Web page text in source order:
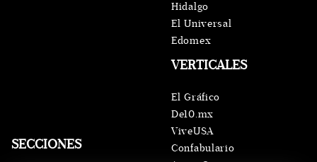
SECCIONES
VERTICALES
El Gráfico
De10.mx
ViveUSA
Confabulario
Hidalgo
El Universal
Edomex